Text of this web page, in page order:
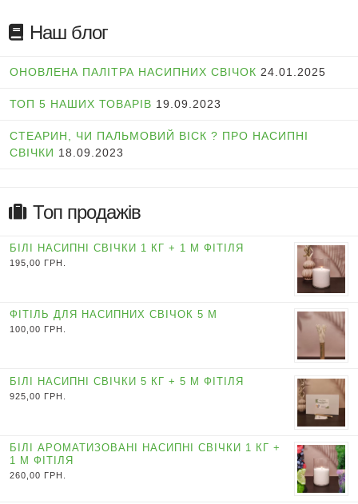
Наш блог
ОНОВЛЕНА ПАЛІТРА НАСИПНИХ СВІЧОК 24.01.2025
ТОП 5 НАШИХ ТОВАРІВ 19.09.2023
СТЕАРИН, ЧИ ПАЛЬМОВИЙ ВІСК ? ПРО НАСИПНІ
СВІЧКИ 18.09.2023
Топ продажів
БІЛІ НАСИПНІ СВІЧКИ 1 КГ + 1 М ФІТІЛЯ
195,00 ГРН.
ФІТІЛЬ ДЛЯ НАСИПНИХ СВІЧОК 5 М
100,00 ГРН.
БІЛІ НАСИПНІ СВІЧКИ 5 КГ + 5 М ФІТІЛЯ
925,00 ГРН.
БІЛІ АРОМАТИЗОВАНІ НАСИПНІ СВІЧКИ 1 КГ +
1 М ФІТІЛЯ
260,00 ГРН.